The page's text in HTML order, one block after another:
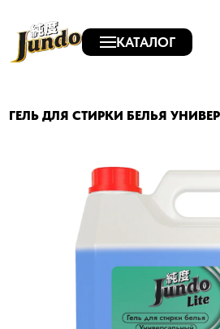
КАТАЛОГ
ГЕЛЬ ДЛЯ СТИРКИ БЕЛЬЯ